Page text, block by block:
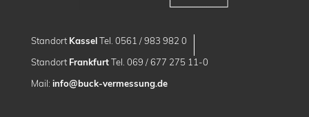
Standort KasselTel. 0561 / 983 982 0
Standort FrankfurtTel. 069 / 677 275 11-0
Mail: info@buck-vermessung.de